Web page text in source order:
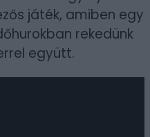
játék, amiben egy
rekedünk
együtt.